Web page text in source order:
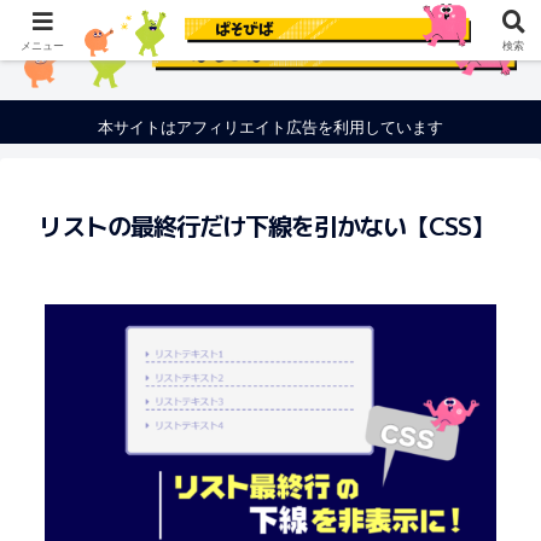
本サイトはアフィリエイト広告を利用しています
リストの最終行だけ下線を引かない【CSS】
メニュー 検索